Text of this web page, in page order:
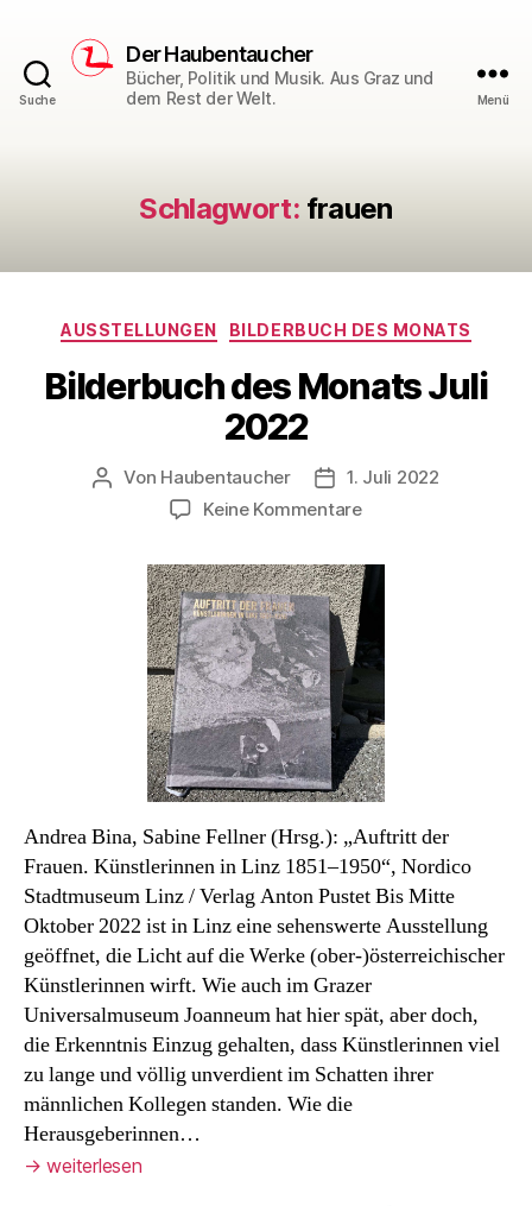
Suche
Der Haubentaucher
Bücher, Politik und Musik. Aus Graz und
dem Rest der Welt.
Menü
Schlagwort: frauen
Kategorien
AUSSTELLUNGEN BILDERBUCH DES MONATS
Bilderbuch des Monats Juli
2022
Beitragsautor
Von Haubentaucher Veröffentlichungsdatum
1. Juli 2022
Keine Kommentarezu
des
Monats
Juli
2022
Andrea Bina, Sabine Fellner (Hrsg.): „Auftritt der
Frauen. Künstlerinnen in Linz 1851–1950“, Nordico
Stadtmuseum Linz / Verlag Anton Pustet Bis Mitte
Oktober 2022 ist in Linz eine sehenswerte Ausstellung
geöffnet, die Licht auf die Werke (ober-)österreichischer
Künstlerinnen wirft. Wie auch im Grazer
Universalmuseum Joanneum hat hier spät, aber doch,
die Erkenntnis Einzug gehalten, dass Künstlerinnen viel
zu lange und völlig unverdient im Schatten ihrer
männlichen Kollegen standen. Wie die
Herausgeberinnen…
→ weiterlesen